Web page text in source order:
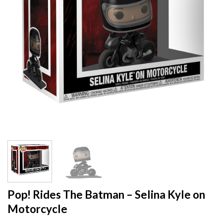
Pop! Rides The Batman – Selina Kyle on
Motorcycle